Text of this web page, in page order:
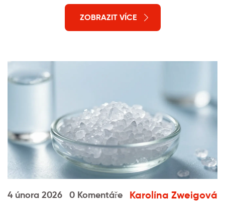
ZOBRAZIT VÍCE
4 února 2026 0 Komentáře Karolína Zweigová